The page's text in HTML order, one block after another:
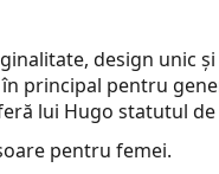
design unic
principal pentru
lui Hugo statutul
pentru femei.